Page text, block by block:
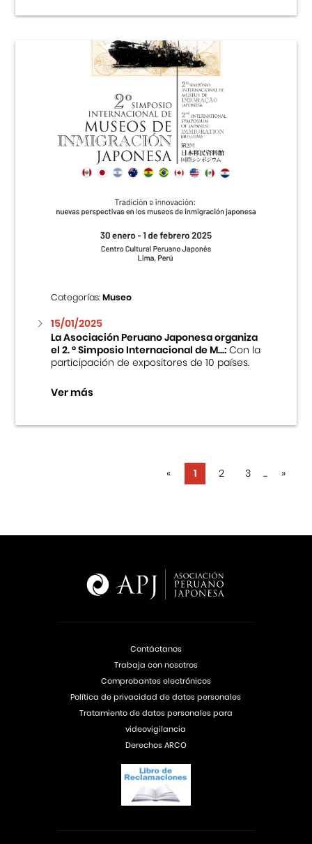
Categorías:Museo
15/01/2025
La Asociación Peruano Japonesa organiza
el 2. ° Simposio Internacional de M...:Con la
participación de expositores de 10 países.
Ver más
« 1 2 3 ... »
Contáctanos
Trabaja con nosotros
Comprobantes electrónicos
Política de privacidad de datos personales
Tratamiento de datos personales para
videovigilancia
Derechos ARCO